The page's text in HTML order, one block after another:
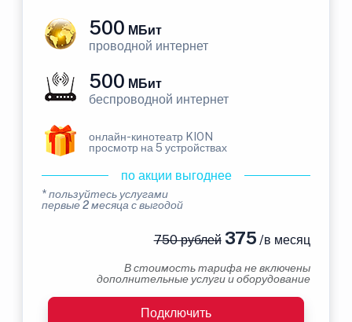
500 МБит
проводной интернет
500 МБит
беспроводной интернет
онлайн-кинотеатр KION
просмотр на 5 устройствах
по акции выгоднее
* пользуйтесь услугами
первые 2 месяца с выгодой
750 рублей375 /в месяц
В стоимость тарифа не включены
дополнительные услуги и оборудование
Подключить